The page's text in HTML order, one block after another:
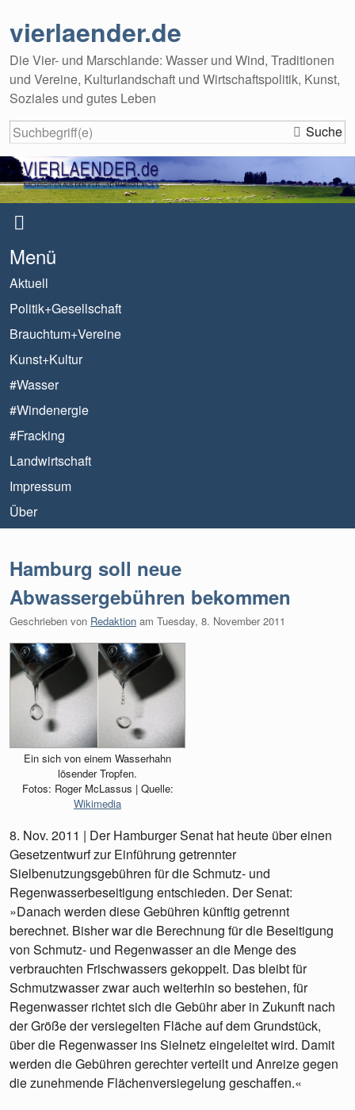
vierlaender.de
Die Vier- und Marschlande: Wasser und Wind, Traditionen
und Vereine, Kulturlandschaft und Wirtschaftspolitik, Kunst,
Soziales und gutes Leben
Suche
Menü
Aktuell
Politik+Gesellschaft
Brauchtum+Vereine
Kunst+Kultur
#Wasser
#Windenergie
#Fracking
Landwirtschaft
Impressum
Über
Hamburg soll neue
Abwassergebühren bekommen
Geschrieben von Redaktion am Tuesday, 8. November 2011
Ein sich von einem Wasserhahn
lösender Tropfen.
Fotos: Roger McLassus | Quelle:
Wikimedia
8. Nov. 2011 | Der Hamburger Senat hat heute über einen
Gesetzentwurf zur Einführung getrennter
Sielbenutzungsgebühren für die Schmutz- und
Regenwasserbeseitigung entschieden. Der Senat:
»Danach werden diese Gebühren künftig getrennt
berechnet. Bisher war die Berechnung für die Beseitigung
von Schmutz- und Regenwasser an die Menge des
verbrauchten Frischwassers gekoppelt. Das bleibt für
Schmutzwasser zwar auch weiterhin so bestehen, für
Regenwasser richtet sich die Gebühr aber in Zukunft nach
der Größe der versiegelten Fläche auf dem Grundstück,
über die Regenwasser ins Sielnetz eingeleitet wird. Damit
werden die Gebühren gerechter verteilt und Anreize gegen
die zunehmende Flächenversiegelung geschaffen.«